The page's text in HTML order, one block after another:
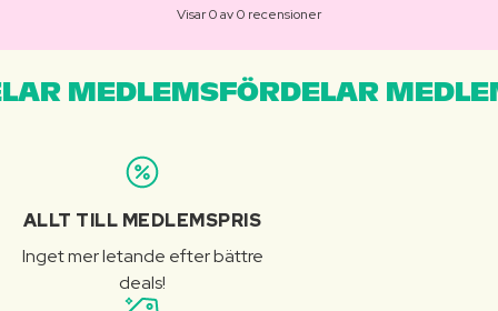
Visar 0 av 0 recensioner
MEDLEMSFÖRDELAR
ALLT TILL MEDLEMSPRIS
Inget mer letande efter bättre
deals!